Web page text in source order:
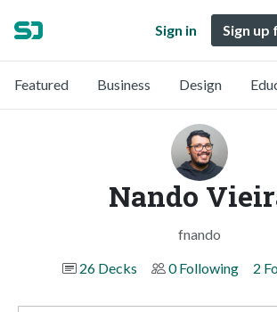
Sign in Sign
Featured Business Design
Nando
fnando
26 Decks
0 Following 2